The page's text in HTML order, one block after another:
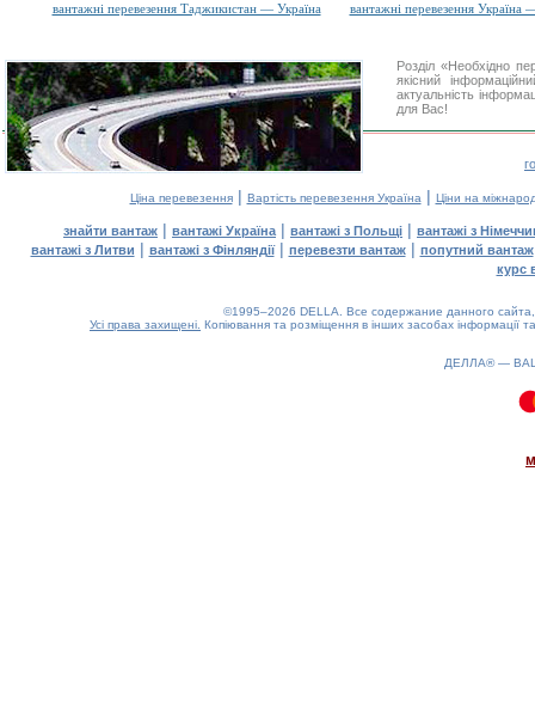
вантажні перевезення Таджикистан — Україна
вантажні перевезення Україна
Розділ «Необхідно
якісний
актуальність
для Вас!
Ціна перевезення| Вартість перевезення Україна | Ціни на
знайти вантаж | вантажі Україна | вантажі з Польщі | вантажі з
вантажі з Литви | вантажі з Фінляндії| перевезти вантаж| попутний вантаж
курс
©1995–2026 DELLA. Все содержание данного
Усі права захищені. Копіювання та розміщення в інших засобах інформації
ДЕЛЛА® —